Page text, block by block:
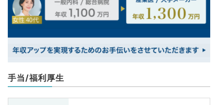
手当/福利厚生